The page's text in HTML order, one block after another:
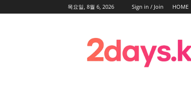
목요일, 8월 6, 2026 Sign in / Join HOME